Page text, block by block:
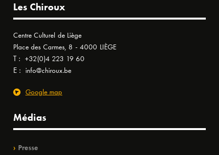
Les Chiroux
Centre Culturel de Liège
Place des Carmes, 8 - 4000 LIÈGE
T : +32(0)4 223 19 60
E : info@chiroux.be
Google map
Médias
Presse